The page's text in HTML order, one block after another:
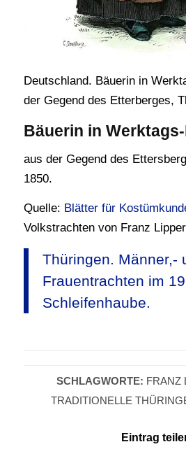
Deutschland. Bäuerin in
der Gegend des Etterberges,
Bäuerin in
aus der Gegend des
1850.
Quelle: Blätter für
Volkstrachten von Franz
Thüringen. Männer,-
Frauentrachten im
Schleifenhaube.
SCHLAGWORTE: FRANZ
TRADITIONELLE
Eintrag